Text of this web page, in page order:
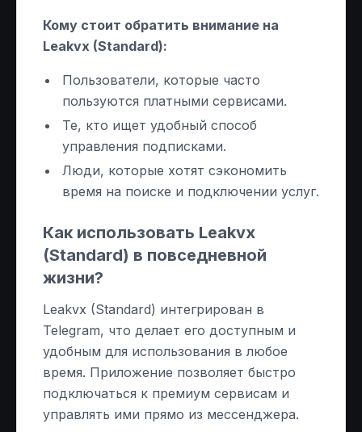
Кому стоит обратить внимание на
Leakvx (Standard):
Пользователи, которые часто
пользуются платными сервисами.
Те, кто ищет удобный способ
управления подписками.
Люди, которые хотят сэкономить
время на поиске и подключении услуг.
Как использовать Leakvx
(Standard) в повседневной
жизни?
Leakvx (Standard) интегрирован в
Telegram, что делает его доступным и
удобным для использования в любое
время. Приложение позволяет быстро
подключаться к премиум сервисам и
управлять ими прямо из мессенджера.